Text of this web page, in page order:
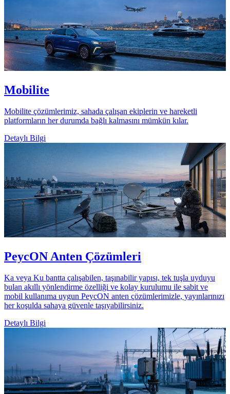
Mobilite
Mobilite çözümlerimiz, sahada çalışan ekiplerin ve hareketli
platformların her durumda bağlı kalmasını mümkün kılar.
Detaylı Bilgi
PeycON Anten Çözümleri
Ka veya Ku bantta çalışabilen, taşınabilir yapısı, tek tuşla uyduyu
bulan akıllı yönlendirme özelliği ve kolay kurulumu ile sabit ve
mobil kullanıma uygun PeycON anten çözümlerimizle, yayınlarınızı
her koşulda sahaya güvenle taşıyabilirsiniz.
Detaylı Bilgi